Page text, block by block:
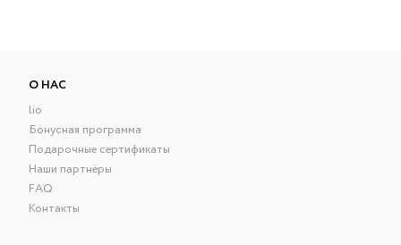
О НАС
lio
Бонусная программа
Подарочные сертификаты
Наши партнёры
FAQ
Контакты